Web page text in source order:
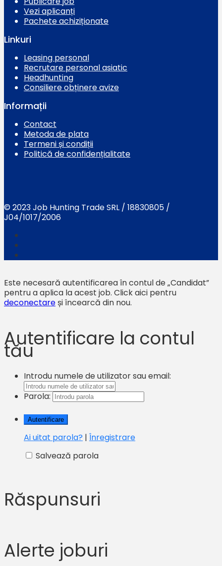
Vezi aplicanți
Pachete achiziționate
Linkuri
Leasing personal
Recrutare personal asiatic
Headhunting
Consiliere obținere avize
Informații
Contact
Metoda de plata
Termeni și condiții
Politică de confidențialitate
© 2023 Job Hunting Trade SRL / 18830805 /
J04/1017/2006
Este necesară autentificarea în contul de „Candidat”
pentru a aplica la acest job. Click aici pentru
deconectare și încearcă din nou.
Autentificare la contul
tău
Introdu numele de utilizator sau email:
Parola:
Ai uitat parola? | Înregistrare
Salvează parola
Răspunsuri
Alerte joburi